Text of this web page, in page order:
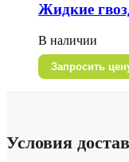
Жидкие
В наличии
Запросить
Условия